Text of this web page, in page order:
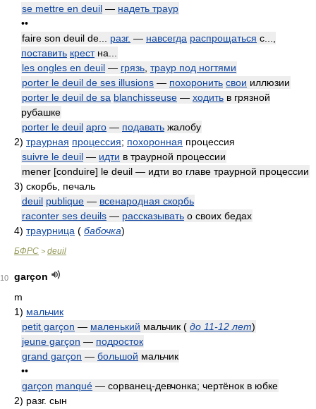
se mettre en deuil — надеть траур
••
faire son deuil de... разг. — навсегда распрощаться с...,
поставить крестна...
les ongles en deuil — грязь траур под ногтями
porter le deuil de ses illusions — похоронить свои иллюзии
porter le deuil de sa blanchisseuse — ходить в грязной
рубашке
porter le deuil арго — подавать жалобу
2) траурная процессия; похоронная процессия
suivre le deuil — идти в траурной процессии
mener [conduire] le deuil — идти во главе траурной процессии
3) скорбь, печаль
deuil publique — всенародная скорбь
raconter ses deuils — рассказывать о своих бедах
4) траурница ( бабочка)
БФРС > deuil
10
garçon
m
1) мальчик
petit garçon — маленький мальчик ( до 11-12 лет)
jeune garçon — подросток
grand garçon — большой мальчик
••
garçon manqué — сорванец-девчонка; чертёнок в юбке
2) разг. сын